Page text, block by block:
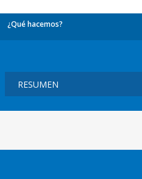
¿Qué hacemos?